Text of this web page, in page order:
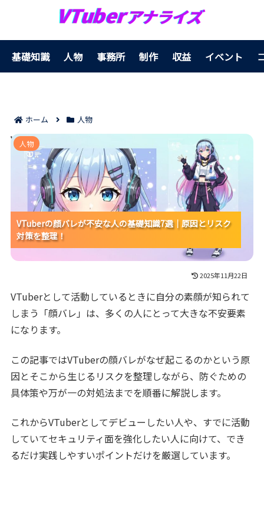
基礎知識 人物 事務所 制作 収益 イベント
ホーム 人物
VTuberの顔バレが不安な人の基礎知識7選｜原因とリス
ク対策を整理！
VTuberの顔バレが不安な人の基礎知識7選｜原因とリスク
対策を整理！
VTuberの顔バレが不安な人の基礎知識7選｜原因とリスク
対策を整理！
VTuberの顔バレが不安な人の基礎知識7選｜原因とリスク
対策を整理！
人物
2025年11月22日
VTuberとして活動しているときに自分の素顔が知られて
しまう「顔バレ」は、多くの人にとって大きな不安要素
になります。
この記事ではVTuberの顔バレがなぜ起こるのかという原
因とそこから生じるリスクを整理しながら、防ぐための
具体策や万が一の対処法までを順番に解説します。
これからVTuberとしてデビューしたい人や、すでに活動
していてセキュリティ面を強化したい人に向けて、でき
るだけ実践しやすいポイントだけを厳選しています。